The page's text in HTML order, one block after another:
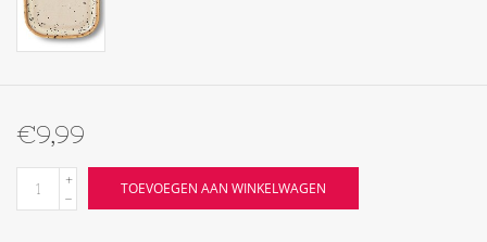
Boeken
Textiel
€9,99
+
-
TOEVOEGEN AAN WINKELWAGEN